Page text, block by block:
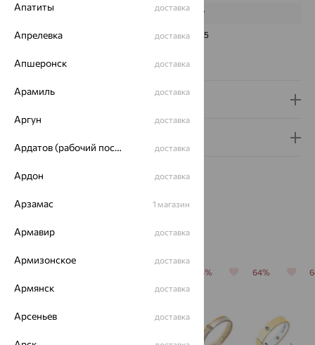
ГРАНЕЙ 57
ЧИСТОТА 4/5
Сертификаты на камни
Доставка и оплата
Похожие изделия
64% 64%
Апатиты доставка
Апрелевка доставка
Апшеронск доставка
Арамиль доставка
Аргун доставка
Ардатов (рабочий поселок) доставка
Ардон доставка
Арзамас 1 магазин
Армавир доставка
Армизонское доставка
Армянск доставка
Арсеньев доставка